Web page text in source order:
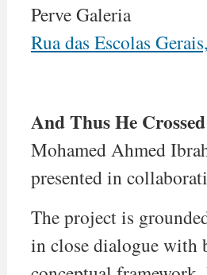
Perve Galeria
Rua das Escolas
And Thus He
Mohamed Ahmed
presented in
The project is
in close dialogue with